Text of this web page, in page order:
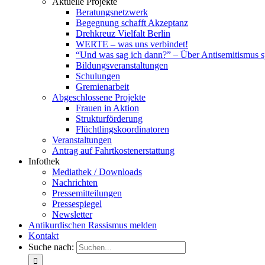
Beratungsnetzwerk
Begegnung schafft Akzeptanz
Drehkreuz Vielfalt Berlin
WERTE – was uns verbindet!
“Und was sag ich dann?” – Über Antisemitismus
Bildungsveranstaltungen
Schulungen
Gremienarbeit
Abgeschlossene Projekte
Frauen in Aktion
Strukturförderung
Flüchtlingskoordinatoren
Veranstaltungen
Antrag auf Fahrtkostenerstattung
Infothek
Mediathek / Downloads
Nachrichten
Pressemitteilungen
Pressespiegel
Newsletter
Antikurdischen Rassismus melden
Kontakt
Suche nach: